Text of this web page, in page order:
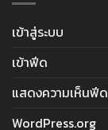
เข้าสู่ระบบ
เข้าฟีด
แสดงความเห็นฟีด
WordPress.org